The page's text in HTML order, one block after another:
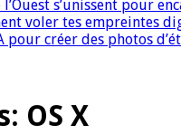
s’unissent pour
voler tes empreintes
pour créer des photos
OS X